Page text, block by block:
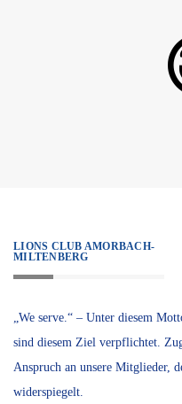
LIONS CLUB AMORBACH-
MILTENBERG
„We serve.“ – Unter diesem
sind diesem Ziel verpflichtet.
Anspruch an unsere Mitglieder,
widerspiegelt.